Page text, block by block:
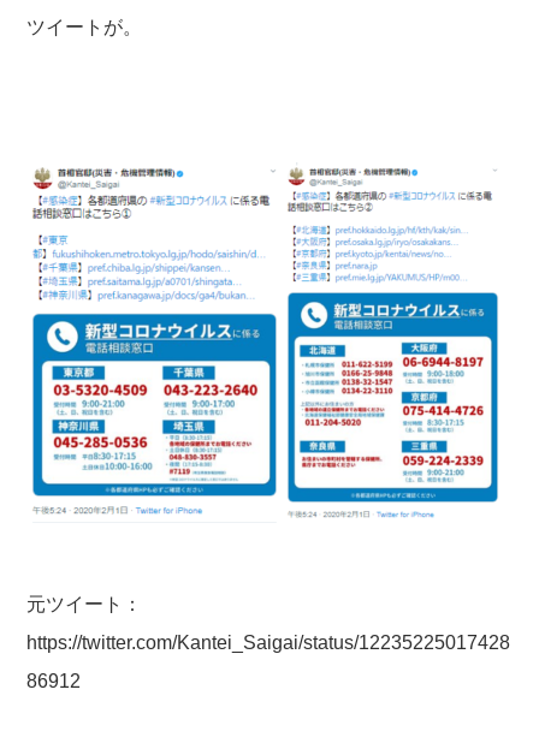
ツイートが。
元ツイート：
https://twitter.com/Kantei_Saigai/status/12235225017428
86912